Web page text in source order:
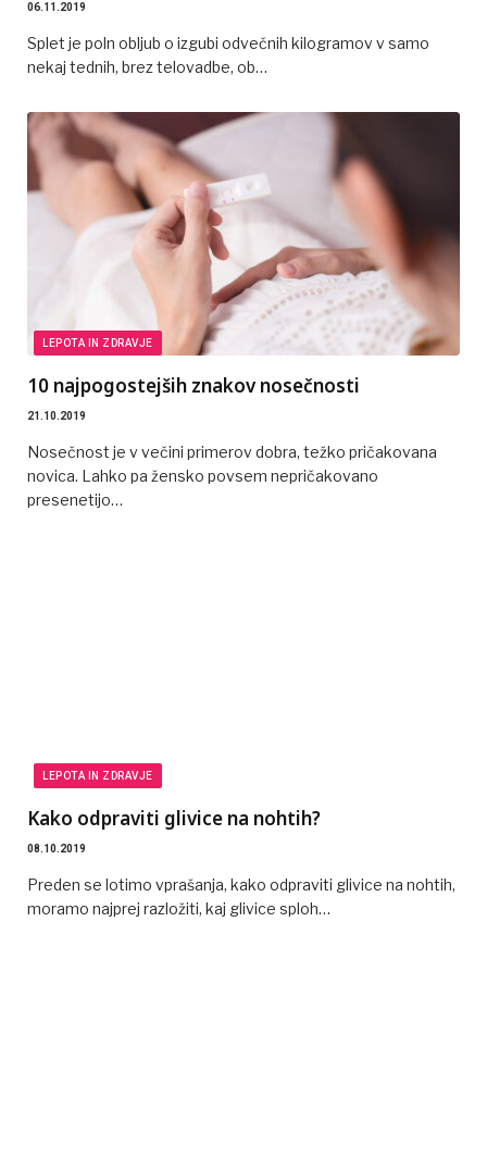
06.11.2019
Splet je poln obljub o izgubi odvečnih kilogramov v samo
nekaj tednih, brez telovadbe, ob…
LEPOTA IN ZDRAVJE
10 najpogostejših znakov nosečnosti
21.10.2019
Nosečnost je v večini primerov dobra, težko pričakovana
novica. Lahko pa žensko povsem nepričakovano
presenetijo…
LEPOTA IN ZDRAVJE
Kako odpraviti glivice na nohtih?
08.10.2019
Preden se lotimo vprašanja, kako odpraviti glivice na nohtih,
moramo najprej razložiti, kaj glivice sploh…